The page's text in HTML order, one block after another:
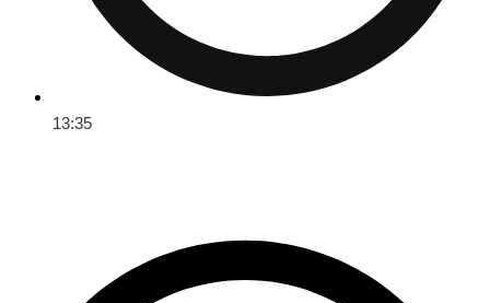
13:35